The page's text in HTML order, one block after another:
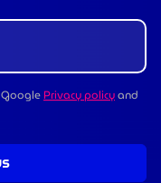
GooglePrivacy policyand